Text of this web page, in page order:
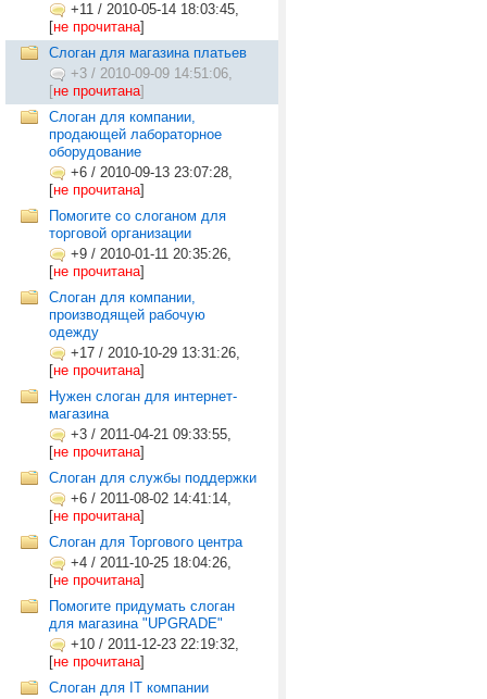
+11 / 2010-05-14 18:03:45,
[не прочитана]
Слоган для магазина платьев
+3 / 2010-09-09 14:51:06,
[не прочитана]
Слоган для компании,
продающей лабораторное
оборудование
+6 / 2010-09-13 23:07:28,
[не прочитана]
Помогите со слоганом для
торговой организации
+9 / 2010-01-11 20:35:26,
[не прочитана]
Слоган для компании,
производящей рабочую
одежду
+17 / 2010-10-29 13:31:26,
[не прочитана]
Нужен слоган для интернет-
магазина
+3 / 2011-04-21 09:33:55,
[не прочитана]
Слоган для службы поддержки
+6 / 2011-08-02 14:41:14,
[не прочитана]
Слоган для Торгового центра
+4 / 2011-10-25 18:04:26,
[не прочитана]
Помогите придумать слоган
для магазина "UPGRADE"
+10 / 2011-12-23 22:19:32,
[не прочитана]
Слоган для IT компании